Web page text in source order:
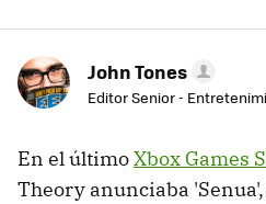
John Tones
Editor Senior -
En el últimoXbox Games
Theory anunciaba